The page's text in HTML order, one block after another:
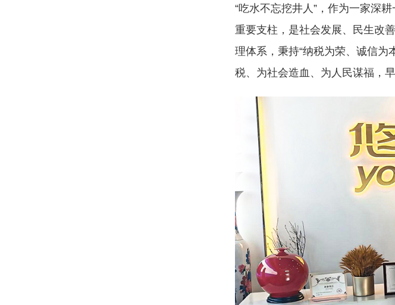
“吃水不忘挖井人”， 作为一家深耕
重要支柱，是社会发展、民生改
理体系，秉持“纳税为荣、诚信为
税、为社会造血、为人民谋福，